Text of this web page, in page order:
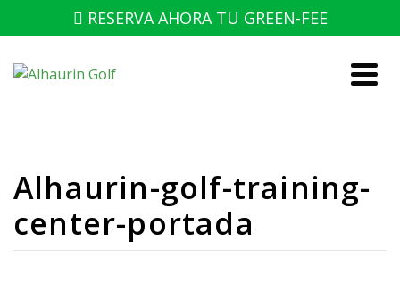
RESERVA AHORA TU GREEN-FEE
Alhaurin-golf-training-
center-portada